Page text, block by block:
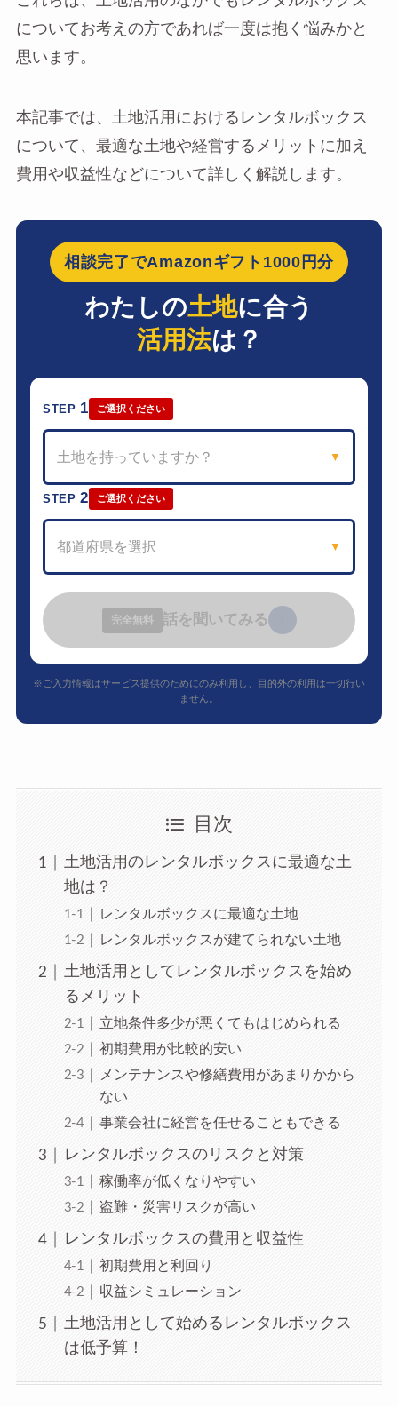
についてお考えの方であれば一度は抱く悩みかと
思います。
本記事では、土地活用におけるレンタルボックス
について、最適な土地や経営するメリットに加え
費用や収益性などについて詳しく解説します。
相談完了でAmazonギフト1000円分
わたしの土地に合う
活用法は？
STEP 1 ご選択ください
土地を持っていますか？ ▼
STEP2 ご選択ください
都道府県を選択 ▼
完全無料 話を聞いてみる
※ご入力情報はサービス提供のためにのみ利用し、目的外の利用は一切行い
ません。
目次
土地活用のレンタルボックスに最適な土
地は？
レンタルボックスに最適な土地
レンタルボックスが建てられない土地
土地活用としてレンタルボックスを始め
るメリット
立地条件多少が悪くてもはじめられる
初期費用が比較的安い
メンテナンスや修繕費用があまりかから
ない
事業会社に経営を任せることもできる
レンタルボックスのリスクと対策
稼働率が低くなりやすい
盗難・災害リスクが高い
レンタルボックスの費用と収益性
初期費用と利回り
収益シミュレーション
土地活用として始めるレンタルボックス
は低予算！